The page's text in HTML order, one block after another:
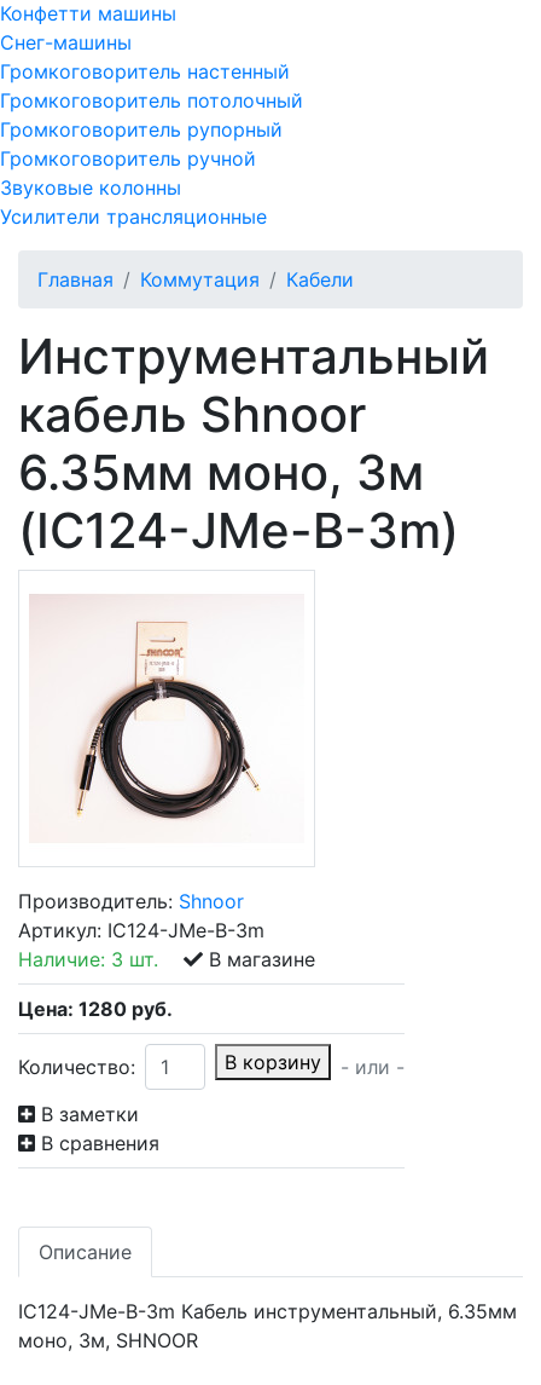
Конфетти машины
Снег-машины
Громкоговоритель настенный
Громкоговоритель потолочный
Громкоговоритель рупорный
Громкоговоритель ручной
Звуковые колонны
Усилители трансляционные
Главная Коммутация Кабели
Инструментальный
кабель Shnoor
6.35мм моно, 3м
(IC124-JMe-B-3m)
Производитель: Shnoor
Артикул: IC124-JMe-B-3m
Наличие: 3 шт. В магазине
Цена: 1280 руб.
Количество: В корзину
- или -
В заметки
В сравнения
Описание
IC124-JMe-B-3m Кабель инструментальный, 6.35мм
моно, 3м, SHNOOR